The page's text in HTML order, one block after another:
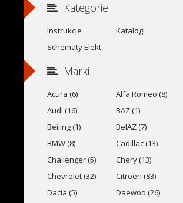
Kategorie
Instrukcje
Katalogi
Schematy Elekt.
Marki
Acura (6)
Alfa Romeo (8)
Audi (16)
BAZ (1)
Beijing (1)
BelAZ (7)
BMW (8)
Cadillac (13)
Challenger (5)
Chery (13)
Chevrolet (32)
Citroen (83)
Dacia (5)
Daewoo (26)